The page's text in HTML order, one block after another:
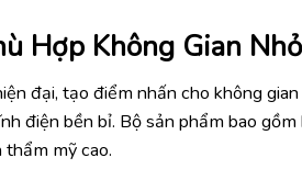
Hợp Không Gian Nhỏ
đại, tạo điểm nhấn cho không
điện bền bỉ. Bộ sản phẩm bao
thẩm mỹ cao.